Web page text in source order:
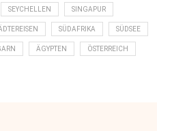
SEYCHELLEN SINGAPUR
SÜDAFRIKA SÜDSEE
ÄGYPTEN ÖSTERREICH